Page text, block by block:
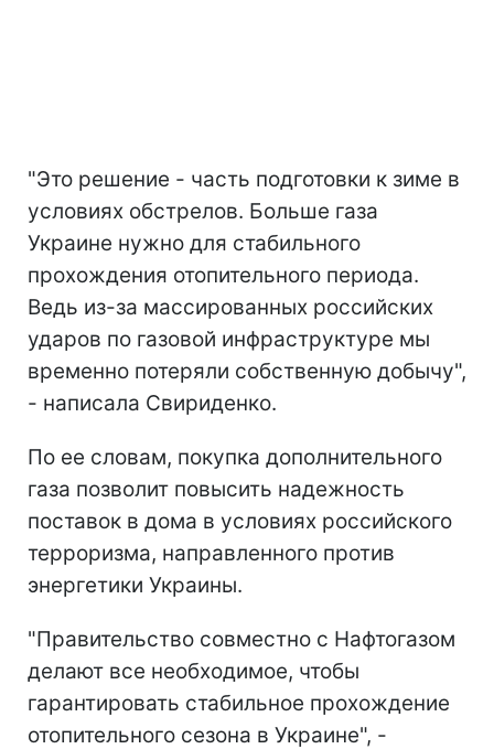
"Это решение - часть подготовки к зиме в
условиях обстрелов. Больше газа
Украине нужно для стабильного
прохождения отопительного периода.
Ведь из-за массированных российских
ударов по газовой инфраструктуре мы
временно потеряли собственную добычу",
- написала Свириденко.
По ее словам, покупка дополнительного
газа позволит повысить надежность
поставок в дома в условиях российского
терроризма, направленного против
энергетики Украины.
"Правительство совместно с Нафтогазом
делают все необходимое, чтобы
гарантировать стабильное прохождение
отопительного сезона в Украине", -